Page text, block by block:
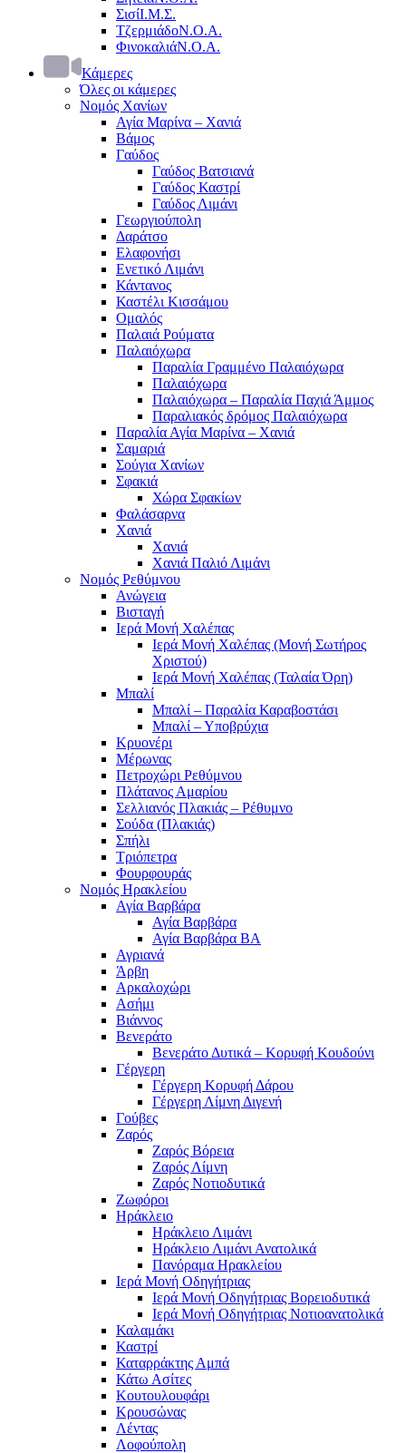
ΣισίΙ.Μ.Σ.
ΤζερμιάδοΝ.Ο.Α.
ΦινοκαλιάΝ.Ο.Α.
Κάμερες
Όλες οι κάμερες
Νομός Χανίων
Αγία Μαρίνα – Χανιά
Βάμος
Γαύδος
Γαύδος Βατσιανά
Γαύδος Καστρί
Γαύδος Λιμάνι
Γεωργιούπολη
Δαράτσο
Ελαφονήσι
Ενετικό Λιμάνι
Κάντανος
Καστέλι Κισσάμου
Ομαλός
Παλαιά Ρούματα
Παλαιόχωρα
Παραλία Γραμμένο Παλαιόχωρα
Παλαιόχωρα
Παλαιόχωρα – Παραλία Παχιά Άμμος
Παραλιακός δρόμος Παλαιόχωρα
Παραλία Αγία Μαρίνα – Χανιά
Σαμαριά
Σούγια Χανίων
Σφακιά
Χώρα Σφακίων
Φαλάσαρνα
Χανιά
Χανιά
Χανιά Παλιό Λιμάνι
Νομός Ρεθύμνου
Ανώγεια
Βισταγή
Ιερά Μονή Χαλέπας
Ιερά Μονή Χαλέπας (Μονή Σωτήρος
Χριστού)
Ιερά Μονή Χαλέπας (Ταλαία Όρη)
Μπαλί
Μπαλί – Παραλία Καραβοστάσι
Μπαλί – Υποβρύχια
Κρυονέρι
Μέρωνας
Πετροχώρι Ρεθύμνου
Πλάτανος Αμαρίου
Σελλιανός Πλακιάς – Ρέθυμνο
Σούδα (Πλακιάς)
Σπήλι
Τριόπετρα
Φουρφουράς
Νομός Ηρακλείου
Αγία Βαρβάρα
Αγία Βαρβάρα
Αγία Βαρβάρα ΒΑ
Αγριανά
Άρβη
Αρκαλοχώρι
Ασήμι
Βιάννος
Βενεράτο
Βενεράτο Δυτικά – Κορυφή Κουδούνι
Γέργερη
Γέργερη Κορυφή Δάρου
Γέργερη Λίμνη Διγενή
Γούβες
Ζαρός
Ζαρός Βόρεια
Ζαρός Λίμνη
Ζαρός Νοτιοδυτικά
Ζωφόροι
Ηράκλειο
Ηράκλειο Λιμάνι
Ηράκλειο Λιμάνι Ανατολικά
Πανόραμα Ηρακλείου
Ιερά Μονή Οδηγήτριας
Ιερά Μονή Οδηγήτριας Βορειοδυτικά
Ιερά Μονή Οδηγήτριας Νοτιοανατολικά
Καλαμάκι
Καστρί
Καταρράκτης Αμπά
Κάτω Ασίτες
Κουτουλουφάρι
Κρουσώνας
Λέντας
Λοφούπολη